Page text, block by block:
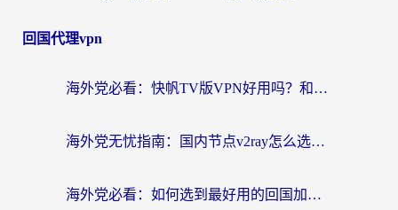
回国代理vpn
海外党必看：快帆TV版VPN好用吗？和快游VPN对比哪个回国效果更好？附实用避坑指南
海外党无忧指南：国内节点v2ray怎么选？一键回国VPN+多场景实测帮你避坑
海外党必看：如何选到最好用的回国加速器？从节点到售后的全维度指南